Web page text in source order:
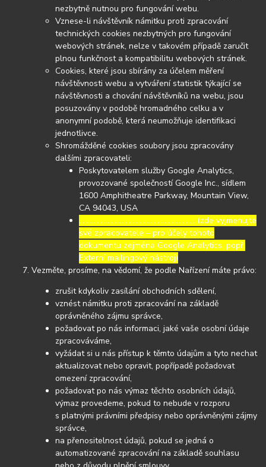
nezbytně nutnou pro fungování webu.
Vznese-li návštěvník námitku proti zpracování
technických cookies nezbytných pro fungování
webových stránek, nelze v takovém případě zaručit
plnou funkčnost a kompatibilitu webových stránek.
Cookies, které jsou sbírány za účelem měření
návštěvnosti webu a vytváření statistik týkající se
návštěvnosti a chování návštěvníků na webu, jsou
posuzovány v podobě hromadného celku a v
anonymní podobě, která neumožňuje identifikaci
jednotlivce.
Shromážděné cookies soubory jsou zpracovány
dalšími zpracovateli:
Poskytovatelem služby Google Analytics,
provozované společností Google Inc., sídlem
1600 Amphitheatre Parkway, Mountain View,
CA 94043, USA
……………………………………………………..… (zde vyjmenujte
své zpracovatele – pro účely tohoto
dokumentu zejména Google Analytics, popř.
Externí mailingový nástroj)
Vezměte, prosíme, na vědomí, že podle Nařízení máte právo:
zrušit kdykoliv zasílání obchodních sdělení,
vznést námitku proti zpracování na základě
oprávněného zájmu správce,
požadovat po nás informaci, jaké vaše osobní údaje
zpracováváme,
vyžádat si u nás přístup k těmto údajům a tyto nechat
aktualizovat nebo opravit, popřípadě požadovat
omezení zpracování,
požadovat po nás výmaz těchto osobních údajů,
výmaz provedeme, pokud to nebude v rozporu
s platnými právními předpisy nebo oprávněnými zájmy
správce,
na přenositelnost údajů, pokud se jedná o
automatizované zpracování na základě souhlasu